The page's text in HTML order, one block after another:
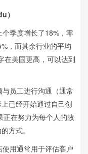
）
季度增长了18%，零
，而其余行业的平均
在美国更高，可以达到
员工进行沟通（通常
已经开始通过自己创
在努力为每个人的故
方式。
用通常用于评估客户